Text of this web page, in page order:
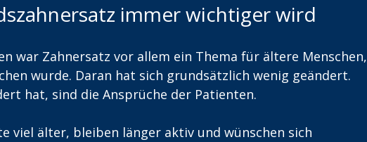
immer wichtiger wird
war Zahnersatz vor allem ein Thema für ältere Menschen,
wurde. Daran hat sich grundsätzlich wenig geändert.
hat, sind die Ansprüche der Patienten.
viel älter, bleiben länger aktiv und wünschen sich